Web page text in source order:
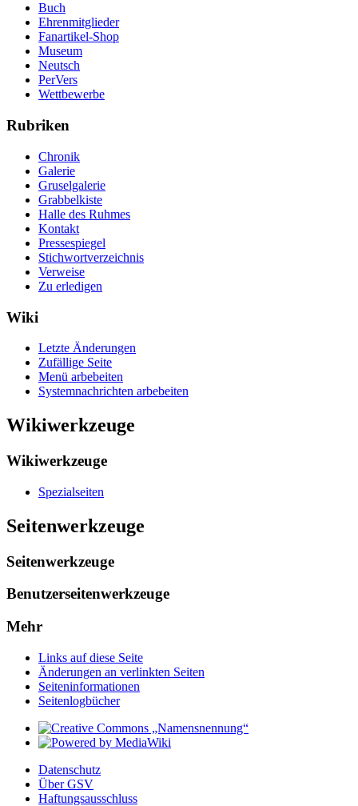
Buch
Ehrenmitglieder
Fanartikel-Shop
Museum
Neutsch
PerVers
Wettbewerbe
Rubriken
Chronik
Galerie
Gruselgalerie
Grabbelkiste
Halle des Ruhmes
Kontakt
Pressespiegel
Stichwortverzeichnis
Verweise
Zu erledigen
Wiki
Letzte Änderungen
Zufällige Seite
Menü arbebeiten
Systemnachrichten arbebeiten
Wikiwerkzeuge
Wikiwerkzeuge
Spezialseiten
Seitenwerkzeuge
Seitenwerkzeuge
Benutzerseitenwerkzeuge
Mehr
Links auf diese Seite
Änderungen an verlinkten Seiten
Seiten­­informationen
Seitenlogbücher
Datenschutz
Über GSV
Haftungsausschluss